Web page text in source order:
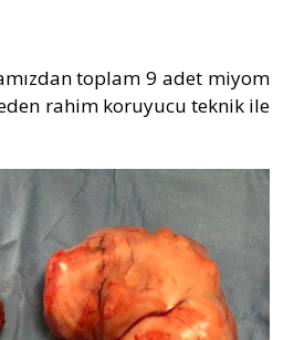
toplam 9 adet miyom
rahim koruyucu teknik ile